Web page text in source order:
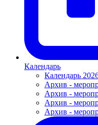
Календарь
Календарь
Архив -
Архив -
Архив -
Архив -